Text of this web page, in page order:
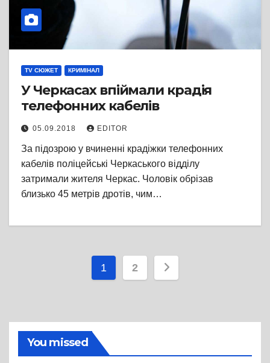
TV СЮЖЕТ КРИМІНАЛ
У Черкасах впіймали крадія
телефонних кабелів
05.09.2018 EDITOR
За підозрою у вчиненні крадіжки телефонних
кабелів поліцейські Черкаського відділу
затримали жителя Черкас. Чоловік обрізав
близько 45 метрів дротів, чим…
Пагінація
1 2
You missed